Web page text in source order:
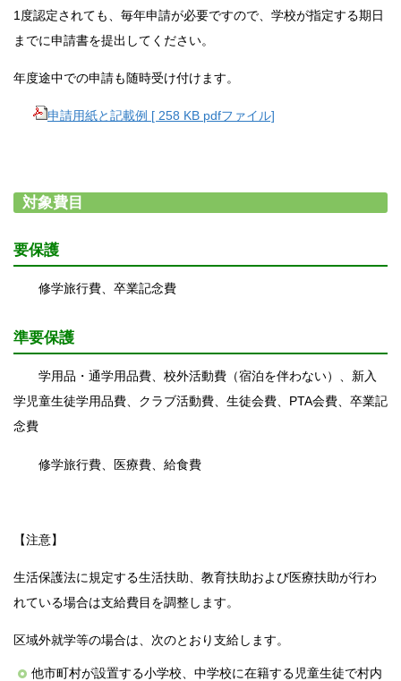
1度認定されても、毎年申請が必要ですので、学校が指定する期日
までに申請書を提出してください。
年度途中での申請も随時受け付けます。
申請用紙と記載例 [ 258 KB pdfファイル]
対象費目
要保護
修学旅行費、卒業記念費
準要保護
学用品・通学用品費、校外活動費（宿泊を伴わない）、新入
学児童生徒学用品費、クラブ活動費、生徒会費、PTA会費、卒業記
念費
修学旅行費、医療費、給食費
【注意】
生活保護法に規定する生活扶助、教育扶助および医療扶助が行わ
れている場合は支給費目を調整します。
区域外就学等の場合は、次のとおり支給します。
他市町村が設置する小学校、中学校に在籍する児童生徒で村内